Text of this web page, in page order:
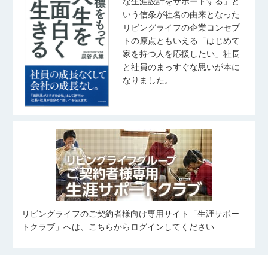
いう信条が社名の由来となった
リビングライフの企業コンセプ
トの原点ともいえる「はじめて
家を持つ人を応援したい」社長
と社員のまっすぐな思いが本に
なりました。
リビングライフのご契約者様向け専用サイト「生涯サポー
トクラブ」へは、こちらからログインしてください